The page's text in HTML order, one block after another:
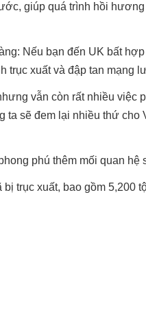
giúp quá trình hồi
Nếu bạn đến UK bất
trục xuất và đập tan mạng
vẫn còn rất nhiều việc
ta sẽ đem lại nhiều thứ
phú thêm mối quan
trục xuất, bao gồm 5,200